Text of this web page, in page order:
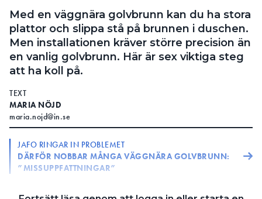
SEARCH
Med en väggnära golvbrunn kan du ha stora
plattor och slippa stå på brunnen i duschen.
Men installationen kräver större precision än
en vanlig golvbrunn. Här är sex viktiga steg
att ha koll på.
TEXT
MARIA NÖJD
maria.nojd@in.se
JAFO RINGAR IN PROBLEMET
DÄRFÖR NOBBAR MÅNGA VÄGGNÄRA GOLVBRUNN:
”MISSUPPFATTNINGAR”